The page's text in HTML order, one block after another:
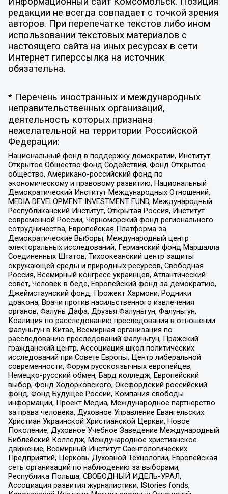
редакции не всегда совпадает с точкой зрения
авторов. При перепечатке текстов либо ином
использовании текстовых материалов с
настоящего сайта на иных ресурсах в сети
Интернет гиперссылка на источник
обязательна.
* Перечень иностранных и международных
неправительственных организаций,
деятельность которых признана
нежелательной на территории Российской
Федерации:
Национальный фонд в поддержку демократии, Институт
Открытое Общество Фонд Содействия, Фонд Открытое
общество, Американо-российский фонд по
экономическому и правовому развитию, Национальный
Демократический Институт Международных Отношений,
MEDIA DEVELOPMENT INVESTMENT FUND, Международный
Республиканский Институт, Открытая Россия, Институт
современной России, Черноморский фонд регионального
сотрудничества, Европейская Платформа за
Демократические Выборы, Международный центр
электоральных исследований, Германский фонд Маршалла
Соединенных Штатов, Тихоокеанский центр защиты
окружающей среды и природных ресурсов, Свободная
Россия, Всемирный конгресс украинцев, Атлантический
совет, Человек в беде, Европейский фонд за демократию,
Джеймстаунский фонд, Прожект Хармони, Родники
дракона, Врачи против насильственного извлечения
органов, Фалунь Дафа, Друзья Фалуньгун, Фалуньгун,
Коалиция по расследованию преследования в отношении
Фалуньгун в Китае, Всемирная организация по
расследованию преследований Фалуньгун, Пражский
гражданский центр, Ассоциация школ политических
исследований при Совете Европы, Центр либеральной
современности, Форум русскоязычных европейцев,
Немецко-русский обмен, Бард колледж, Европейский
выбор, Фонд Ходорковского, Оксфордский российский
фонд, Фонд Будущее России, Компания свободы
информации, Проект Медиа, Международное партнерство
за права человека, Духовное Управление Евангельских
Христиан Украинской Христианской Церкви, Новое
Поколение, Духовное Учебное Заведение Международный
Библейский Колледж, Международное христианское
движение, Всемирный Институт Саентологических
Предприятий, Церковь Духовной Технологии, Европейская
сеть организаций по наблюдению за выборами,
Республика Польша, СВОБОДНЫЙ ИДЕЛЬ-УРАЛ,
Ассоциация развития журналистики, IStories fonds,